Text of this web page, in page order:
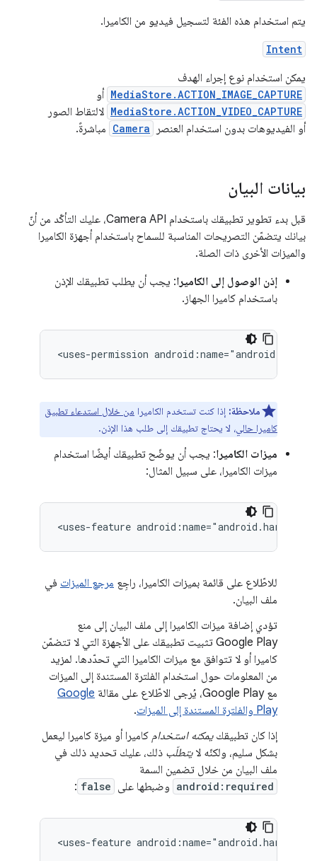
يتم استخدام هذه الفئة لتسجيل فيديو من الكاميرا.
Intent
يمكن استخدام نوع إجراء الهدف
MediaStore.ACTION_IMAGE_CAPTURE أو
MediaStore.ACTION_VIDEO_CAPTURE لالتقاط الصور
أو الفيديوهات بدون استخدام العنصر
Camera مباشرةً.
بيانات البيان
قبل بدء تطوير تطبيقك باستخدام Camera API، عليك التأكّد من أنّ
بيانك يتضمّن التصريحات المناسبة للسماح باستخدام أجهزة الكاميرا
والميزات الأخرى ذات الصلة.
إذن الوصول إلى الكاميرا: يجب أن يطلب تطبيقك الإذن
باستخدام كاميرا الجهاز.
<uses-permission
ملاحظة: إذا كنت تستخدم الكاميرا من خلال استدعاء تطبيق
كاميرا حالي، لا يحتاج تطبيقك إلى طلب هذا الإذن.
ميزات الكاميرا: يجب أن يوضّح تطبيقك أيضًا استخدام
ميزات الكاميرا، على سبيل المثال:
<uses-feature
للاطّلاع على قائمة بميزات الكاميرا، راجِع مرجع الميزات في
ملف البيان.
تؤدي إضافة ميزات الكاميرا إلى ملف البيان إلى منع
Google Play تثبيت تطبيقك على الأجهزة التي لا تتضمّن
كاميرا أو لا تتوافق مع ميزات الكاميرا التي تحدّدها. لمزيد
من المعلومات حول استخدام الفلترة المستندة إلى الميزات
مع Google Play، يُرجى الاطّلاع على مقالة
Google
Play والفلترة المستندة إلى الميزات
.
إذا كان تطبيقكيمكنه استخدام كاميرا أو ميزة كاميرا ليعمل
بشكل سليم، ولكنّه لايتطلّب ذلك، عليك تحديد ذلك في
ملف البيان من خلال تضمين السمة
android:required وضبطها على false
:
<uses-feature